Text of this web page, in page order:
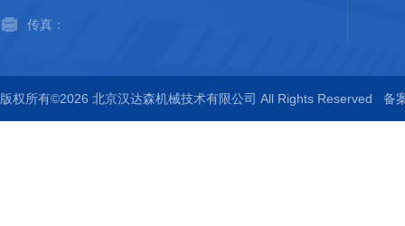
传真：
版权所有©2026 北京汉达森机械技术有限公司 All Rights Reserved 备